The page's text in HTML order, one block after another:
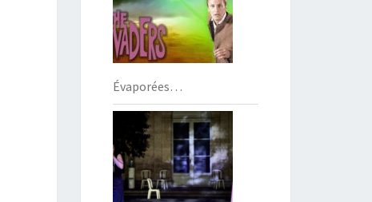
Évaporées…